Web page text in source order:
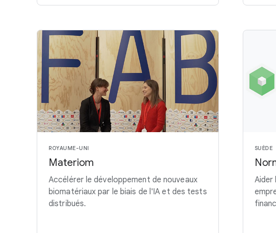
ROYAUME-UNI
Materiom
Accélérer le développement de nouveaux
biomatériaux par le biais de l'IA et des tests
distribués.
SUÈDE
Aider